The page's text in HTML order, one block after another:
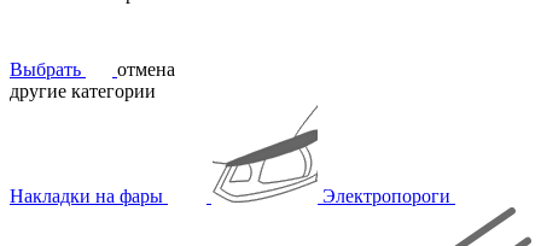
Выбрать
отмена
другие категории
Накладки на фары Электропороги